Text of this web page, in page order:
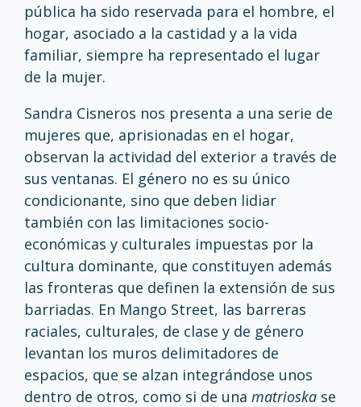
pública ha sido reservada para el hombre, el
hogar, asociado a la castidad y a la vida
familiar, siempre ha representado el lugar
de la mujer.
Sandra Cisneros nos presenta a una serie de
mujeres que, aprisionadas en el hogar,
observan la actividad del exterior a través de
sus ventanas. El género no es su único
condicionante, sino que deben lidiar
también con las limitaciones socio-
económicas y culturales impuestas por la
cultura dominante, que constituyen además
las fronteras que definen la extensión de sus
barriadas. En Mango Street, las barreras
raciales, culturales, de clase y de género
levantan los muros delimitadores de
espacios, que se alzan integrándose unos
dentro de otros, como si de una matrioska se